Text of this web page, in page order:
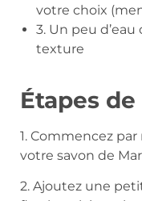
votre choix
3. Un peu d’eau
texture
Étapes
1. Commencez
votre savon de
2. Ajoutez une